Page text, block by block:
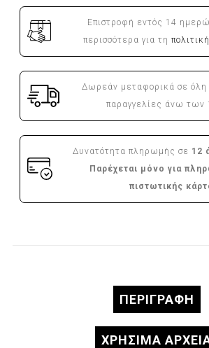
Επιστροφή εντός 14
περισσότερα για τη
Δωρεάν μεταφορικά σε όλη
παραγγελίες άνω των
Δυνατότητα πληρωμής σε 12
Παρέχεται μόνο για
πιστωτικής
ΠΕΡΙΓΡΑΦΉ
ΧΡΗΣΙΜΑ